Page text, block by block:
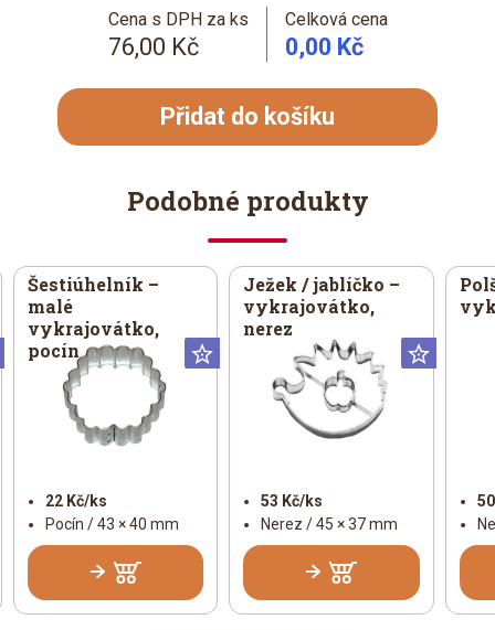
Cena s DPH za ks
76,00 Kč
Celková cena
0,00 Kč
Přidat do košíku
Podobné produkty
Universální
Šestiúhelník –
malé
vykrajovátko,
pocín
22 Kč/ks
Pocín / 43 × 40 mm
Ježek / jablíčko –
vykrajovátko,
nerez
53 Kč/ks
Nerez / 45 × 37 mm
Universální